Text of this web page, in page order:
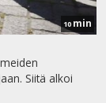
10 min
Siitä alkoi